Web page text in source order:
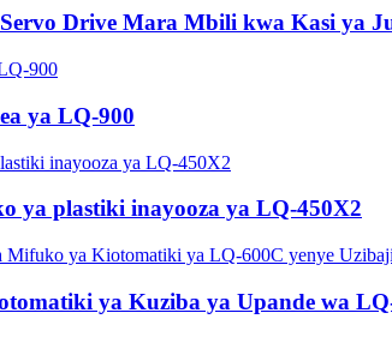
Drive Mara Mbili kwa Kasi ya
ya LQ-900
ya plastiki inayooza ya LQ-450X2
ya Kuziba ya Upande wa